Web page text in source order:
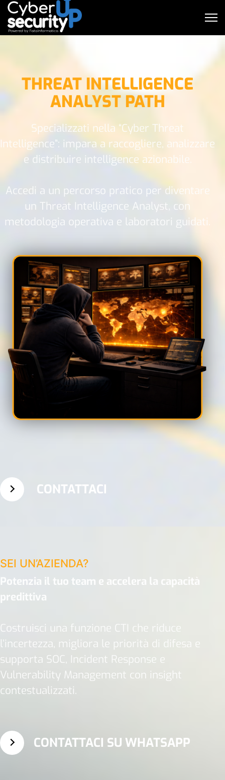
THREAT INTELLIGENCE
ANALYST PATH
Specializzati nella “Cyber Threat
Intelligence”: impara a raccogliere, analizzare
e distribuire intelligence azionabile.
Accedi a un percorso pratico per diventare
un Threat Intelligence Analyst, con
metodologia operativa e laboratori guidati.
CONTATTACI
SEI UN’AZIENDA?
Potenzia il tuo team e accelera la capacità
predittiva
Costruisci una funzione CTI che riduce
l’incertezza, migliora le priorità di difesa e
supporta SOC, Incident Response e
Vulnerability Management con insight
contestualizzati.
CONTATTACI SU WHATSAPP